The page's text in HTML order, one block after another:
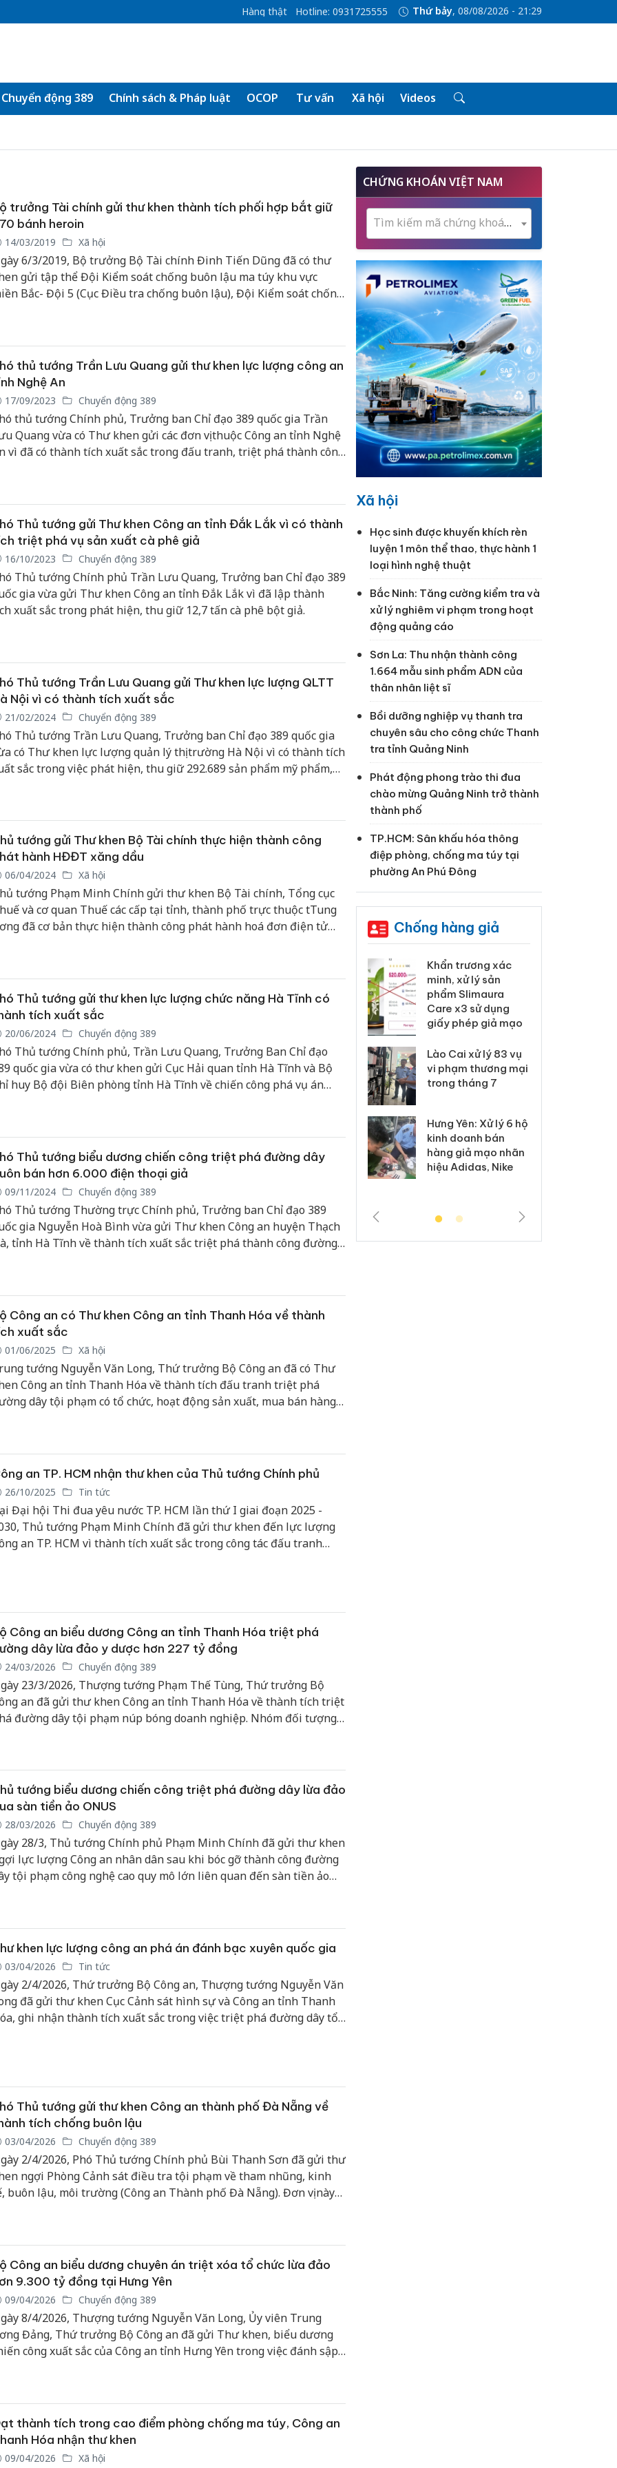
Hàng thật Hotline: 0931725555 Thứ bảy, 08/08/2026 - 21:30
Chuyển động 389 Chính sách & Pháp luật OCOP Tư vấn Xã hội Videos
trưởng Tài chính gửi thư khen thành tích phối hợp bắt giữ
bánh heroin
14/03/2019 Xã hội
6/3/2019, Bộ trưởng Bộ Tài chính Đinh Tiến Dũng đã có thư
gửi tập thể Đội Kiểm soát chống buôn lậu ma túy khu vực
Bắc- Đội 5 (Cục Điều tra chống buôn lậu), Đội Kiểm soát chống
thủ tướng Trần Lưu Quang gửi thư khen lực lượng công an
Nghệ An
17/09/2023 Chuyển động 389
thủ tướng Chính phủ, Trưởng ban Chỉ đạo 389 quốc gia Trần
Quang vừa có Thư khen gửi các đơn vị thuộc Công an tỉnh Nghệ
vì đã có thành tích xuất sắc trong đấu tranh, triệt phá thành công
Thủ tướng gửi Thư khen Công an tỉnh Đắk Lắk vì có thành
triệt phá vụ sản xuất cà phê giả
16/10/2023 Chuyển động 389
Thủ tướng Chính phủ Trần Lưu Quang, Trưởng ban Chỉ đạo 389
gia vừa gửi Thư khen Công an tỉnh Đắk Lắk vì đã lập thành
xuất sắc trong phát hiện, thu giữ 12,7 tấn cà phê bột giả.
Thủ tướng Trần Lưu Quang gửi Thư khen lực lượng QLTT
Nội vì có thành tích xuất sắc
21/02/2024 Chuyển động 389
Thủ tướng Trần Lưu Quang, Trưởng ban Chỉ đạo 389 quốc gia
có Thư khen lực lượng quản lý thị trường Hà Nội vì có thành tích
sắc trong việc phát hiện, thu giữ 292.689 sản phẩm mỹ phẩm,
tướng gửi Thư khen Bộ Tài chính thực hiện thành công
hành HĐĐT xăng dầu
06/04/2024 Xã hội
tướng Phạm Minh Chính gửi thư khen Bộ Tài chính, Tổng cục
và cơ quan Thuế các cấp tại tỉnh, thành phố trực thuộc tTung
đã cơ bản thực hiện thành công phát hành hoá đơn điện tử
Thủ tướng gửi thư khen lực lượng chức năng Hà Tĩnh có
tích xuất sắc
20/06/2024 Chuyển động 389
Thủ tướng Chính phủ, Trần Lưu Quang, Trưởng Ban Chỉ đạo
quốc gia vừa có thư khen gửi Cục Hải quan tỉnh Hà Tĩnh và Bộ
huy Bộ đội Biên phòng tỉnh Hà Tĩnh về chiến công phá vụ án
Thủ tướng biểu dương chiến công triệt phá đường dây
bán hơn 6.000 điện thoại giả
09/11/2024 Chuyển động 389
Thủ tướng Thường trực Chính phủ, Trưởng ban Chỉ đạo 389
gia Nguyễn Hoà Bình vừa gửi Thư khen Công an huyện Thạch
tỉnh Hà Tĩnh về thành tích xuất sắc triệt phá thành công đường
Công an có Thư khen Công an tỉnh Thanh Hóa về thành
xuất sắc
01/06/2025 Xã hội
tướng Nguyễn Văn Long, Thứ trưởng Bộ Công an đã có Thư
Công an tỉnh Thanh Hóa về thành tích đấu tranh triệt phá
dây tội phạm có tổ chức, hoạt động sản xuất, mua bán hàng
an TP. HCM nhận thư khen của Thủ tướng Chính phủ
26/10/2025 Tin tức
Đại hội Thi đua yêu nước TP. HCM lần thứ I giai đoạn 2025 -
Thủ tướng Phạm Minh Chính đã gửi thư khen đến lực lượng
an TP. HCM vì thành tích xuất sắc trong công tác đấu tranh
Công an biểu dương Công an tỉnh Thanh Hóa triệt phá
dây lừa đảo y dược hơn 227 tỷ đồng
24/03/2026 Chuyển động 389
23/3/2026, Thượng tướng Phạm Thế Tùng, Thứ trưởng Bộ
an đã gửi thư khen Công an tỉnh Thanh Hóa về thành tích triệt
đường dây tội phạm núp bóng doanh nghiệp. Nhóm đối tượng
cả nước.
tướng biểu dương chiến công triệt phá đường dây lừa đảo
sàn tiền ảo ONUS
28/03/2026 Chuyển động 389
28/3, Thủ tướng Chính phủ Phạm Minh Chính đã gửi thư khen
lực lượng Công an nhân dân sau khi bóc gỡ thành công đường
tội phạm công nghệ cao quy mô lớn liên quan đến sàn tiền ảo
tư.
khen lực lượng công an phá án đánh bạc xuyên quốc gia
03/04/2026 Tin tức
2/4/2026, Thứ trưởng Bộ Công an, Thượng tướng Nguyễn Văn
đã gửi thư khen Cục Cảnh sát hình sự và Công an tỉnh Thanh
ghi nhận thành tích xuất sắc trong việc triệt phá đường dây tổ
Thủ tướng gửi thư khen Công an thành phố Đà Nẵng về
tích chống buôn lậu
03/04/2026 Chuyển động 389
2/4/2026, Phó Thủ tướng Chính phủ Bùi Thanh Sơn đã gửi thư
ngợi Phòng Cảnh sát điều tra tội phạm về tham nhũng, kinh
buôn lậu, môi trường (Công an Thành phố Đà Nẵng). Đơn vị này
giữ lên đến gần 10 tỷ đồng.
Công an biểu dương chuyên án triệt xóa tổ chức lừa đảo
9.300 tỷ đồng tại Hưng Yên
09/04/2026 Chuyển động 389
8/4/2026, Thượng tướng Nguyễn Văn Long, Ủy viên Trung
Đảng, Thứ trưởng Bộ Công an đã gửi Thư khen, biểu dương
công xuất sắc của Công an tỉnh Hưng Yên trong việc đánh sập
thành tích trong cao điểm phòng chống ma túy, Công an
Hóa nhận thư khen
09/04/2026 Xã hội
CHỨNG KHOÁN VIỆT NAM
Tìm kiếm mã chứng khoán...
Xã hội
Học sinh được khuyến khích rèn
luyện 1 môn thể thao, thực hành 1
loại hình nghệ thuật
Bắc Ninh: Tăng cường kiểm tra và
xử lý nghiêm vi phạm trong hoạt
động quảng cáo
Sơn La: Thu nhận thành công
1.664 mẫu sinh phẩm ADN của
thân nhân liệt sĩ
Bồi dưỡng nghiệp vụ thanh tra
chuyên sâu cho công chức Thanh
tra tỉnh Quảng Ninh
Phát động phong trào thi đua
chào mừng Quảng Ninh trở thành
thành phố
TP.HCM: Sân khấu hóa thông
điệp phòng, chống ma túy tại
phường An Phú Đông
Chống hàng giả
công khai hàng
ngàn sản phẩm
Công an Thanh Hóa
tìm bị hại trong vụ
Thanh Hóa: Tìm bị
hại trong vụ án
Khẩn trương xác
minh, xử lý sản
phẩm Slimaura
Care x3 sử dụng
giấy phép giả mạo
Lào Cai xử lý 83 vụ
vi phạm thương mại
trong tháng 7
Hưng Yên: Xử lý 6 hộ
kinh doanh bán
hàng giả mạo nhãn
hiệu Adidas, Nike